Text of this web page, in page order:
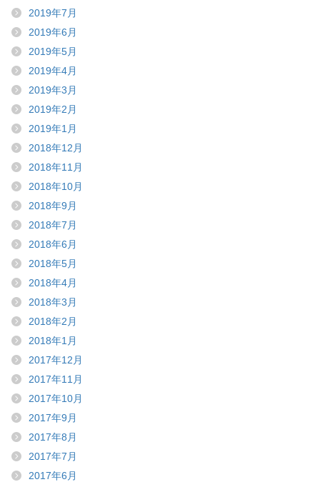
2019年7月
2019年6月
2019年5月
2019年4月
2019年3月
2019年2月
2019年1月
2018年12月
2018年11月
2018年10月
2018年9月
2018年7月
2018年6月
2018年5月
2018年4月
2018年3月
2018年2月
2018年1月
2017年12月
2017年11月
2017年10月
2017年9月
2017年8月
2017年7月
2017年6月